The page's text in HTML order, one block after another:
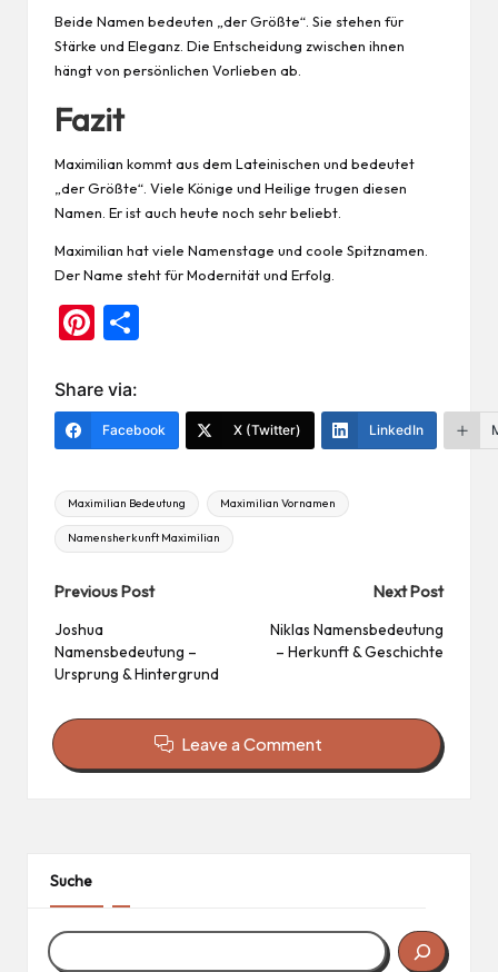
Beide Namen bedeuten „der Größte“. Sie stehen für
Stärke und Eleganz. Die Entscheidung zwischen ihnen
hängt von persönlichen Vorlieben ab.
Fazit
Maximilian kommt aus dem Lateinischen und bedeutet
„der Größte“. Viele Könige und Heilige trugen diesen
Namen. Er ist auch heute noch sehr beliebt.
Maximilian hat viele Namenstage und coole Spitznamen.
Der Name steht für Modernität und Erfolg.
Pi
er
es
Share via:
Facebook X (Twitter) LinkedIn
Tags:
Maximilian Bedeutung Maximilian Vornamen
Namensherkunft Maximilian
Post
navigation
Previous Post
Joshua
Namensbedeutung –
Ursprung & Hintergrund
Next Post
Niklas Namensbedeutung
– Herkunft & Geschichte
Leave a Comment
Suche